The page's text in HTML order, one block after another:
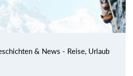
& News - Reise, Urlaub